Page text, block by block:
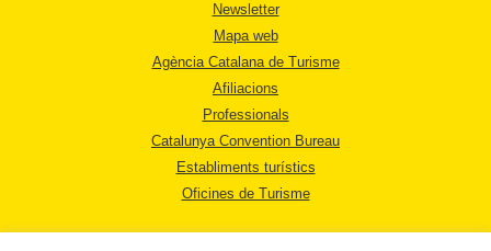
Newsletter
Mapa web
Agència Catalana de Turisme
Afiliacions
Professionals
Catalunya Convention Bureau
Establiments turístics
Oficines de Turisme